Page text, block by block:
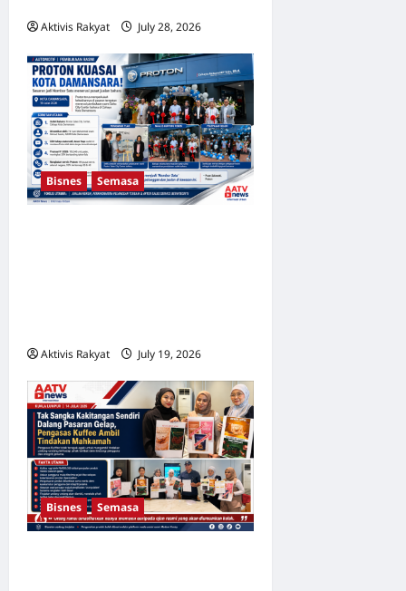
Aktivis Rakyat July 28, 2026
Bisnes Semasa
Aktivis Rakyat July 19, 2026
Bisnes Semasa